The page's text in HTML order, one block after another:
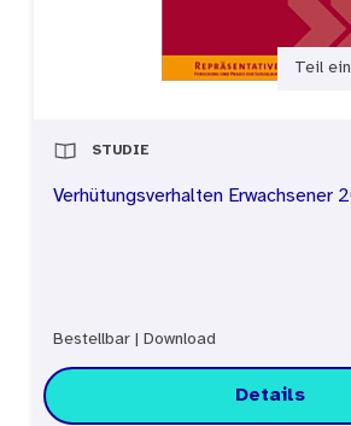
Teil
STUDIE
Verhütungsverhalten Erwachsener
Bestellbar Download
Details